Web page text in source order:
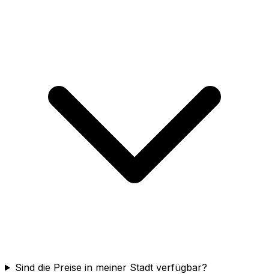
Sind die Preise in meiner Stadt verfügbar?